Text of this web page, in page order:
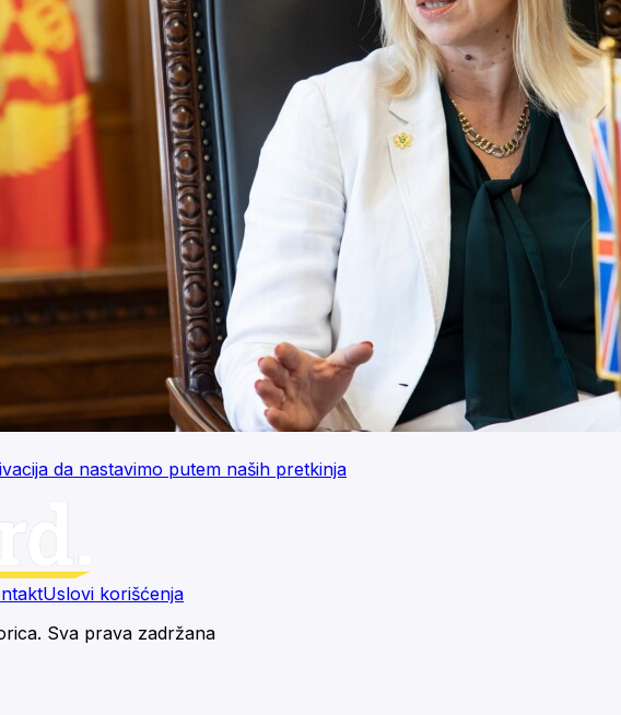
da nastavimo putem naših pretkinja
Uslovi korišćenja
Sva prava zadržana